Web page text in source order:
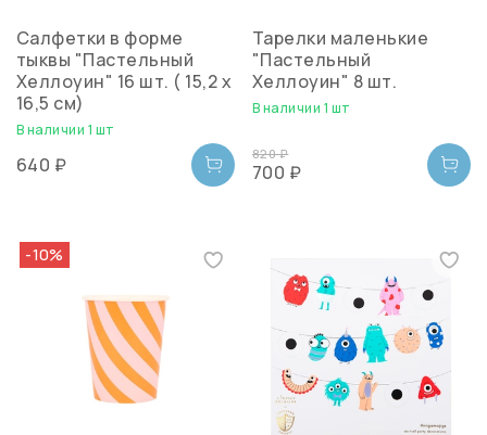
Салфетки в форме
тыквы "Пастельный
Хеллоуин" 16 шт. ( 15,2 х
16,5 см)
В наличии 1 шт
640 ₽
Тарелки маленькие
"Пастельный
Хеллоуин" 8 шт.
В наличии 1 шт
820 ₽
700 ₽
-10%